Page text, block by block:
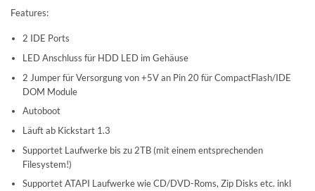
Features:
2 IDE Ports
LED Anschluss für HDD LED im Gehäuse
2 Jumper für Versorgung von +5V an Pin 20 für CompactFlash/IDE
DOM Module
Autoboot
Läuft ab Kickstart 1.3
Supportet Laufwerke bis zu 2TB (mit einem entsprechenden
Filesystem!)
Supportet ATAPI Laufwerke wie CD/DVD-Roms, Zip Disks etc. inkl